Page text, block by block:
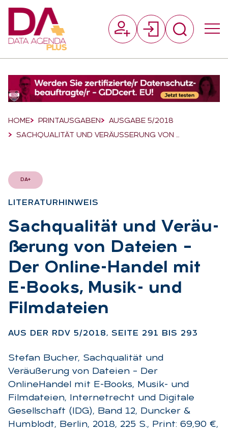
Breadcrumb-Navigation
HOME PRINTAUSGABEN
AUSGABE 5/2018
SACHQUALITÄT UND VERÄUSSERUNG VON …
DA+
LI­TE­RA­TUR­HIN­WEIS
:
Sach­qua­li­tät und Ver­äu­
ße­rung von Da­tei­en –
Der On­line-Han­del mit
E-Books, Mu­sik- und
Film­da­tei­en
AUS DER RDV 5/2018, SEI­TE 291 BIS 293
Stefan Bucher, Sachqualität und
Veräußerung von Dateien – Der
OnlineHandel mit E-Books, Musik- und
Filmdateien, Internetrecht und Digitale
Gesellschaft (IDG), Band 12, Duncker &
Humblodt, Berlin, 2018, 225 S., Print: 69,90 €,